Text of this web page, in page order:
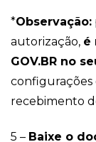
*Observação:
autorização, é
GOV.BR no
configurações
recebimento
5 – Baixe o